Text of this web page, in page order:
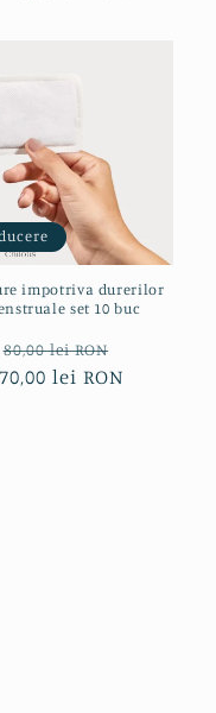
impotriva durerilor
set 10 buc
Preț
obișnuit
80,00 lei RON
redus
70,00 lei RON